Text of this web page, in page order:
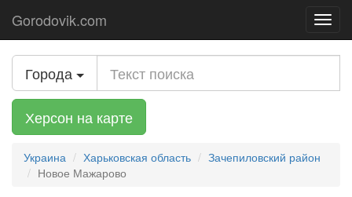
Gorodovik.com
Города
Херсон на карте
Украина Харьковская область
Зачепиловский район
Новое Мажарово